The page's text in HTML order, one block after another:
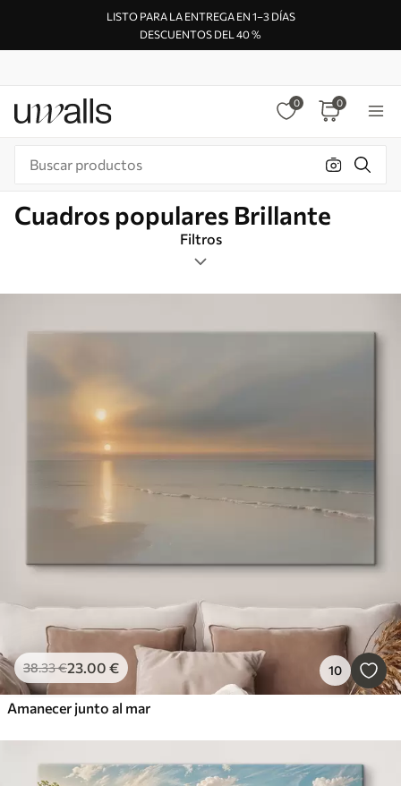
LISTO PARA LA ENTREGA EN 1–3 DÍAS
DESCUENTOS DEL 40 %
0 0
Cuadros populares Brillante
Filtros
Etiquetas
Formato de imagen
Más popular
Borrar todos los filtros
38.33€23.00 € 10
Amanecer junto al mar